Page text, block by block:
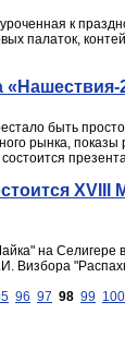
к
палаток,
быть
рынка,
на
Визбора
96 97 98 99 100